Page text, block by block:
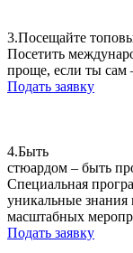
3.Посещайте
Посетить
проще, если ты сам
Подать заявку
4.Быть
стюардом – быть
Специальная
уникальные знания
масштабных
Подать заявку